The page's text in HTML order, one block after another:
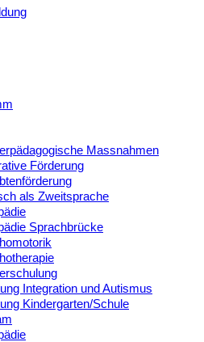
Massnahmen
Förderung
als Zweitsprache
Sprachbrücke
Integration und Autismus
Kindergarten/Schule